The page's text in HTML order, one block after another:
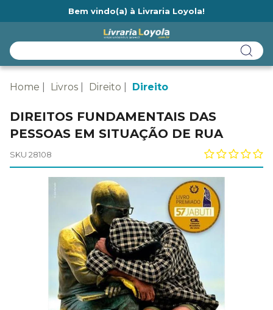
Bem vindo(a) à Livraria Loyola!
Home Livros Direito Direito
DIREITOS FUNDAMENTAIS DAS
PESSOAS EM SITUAÇÃO DE RUA
SKU 28108